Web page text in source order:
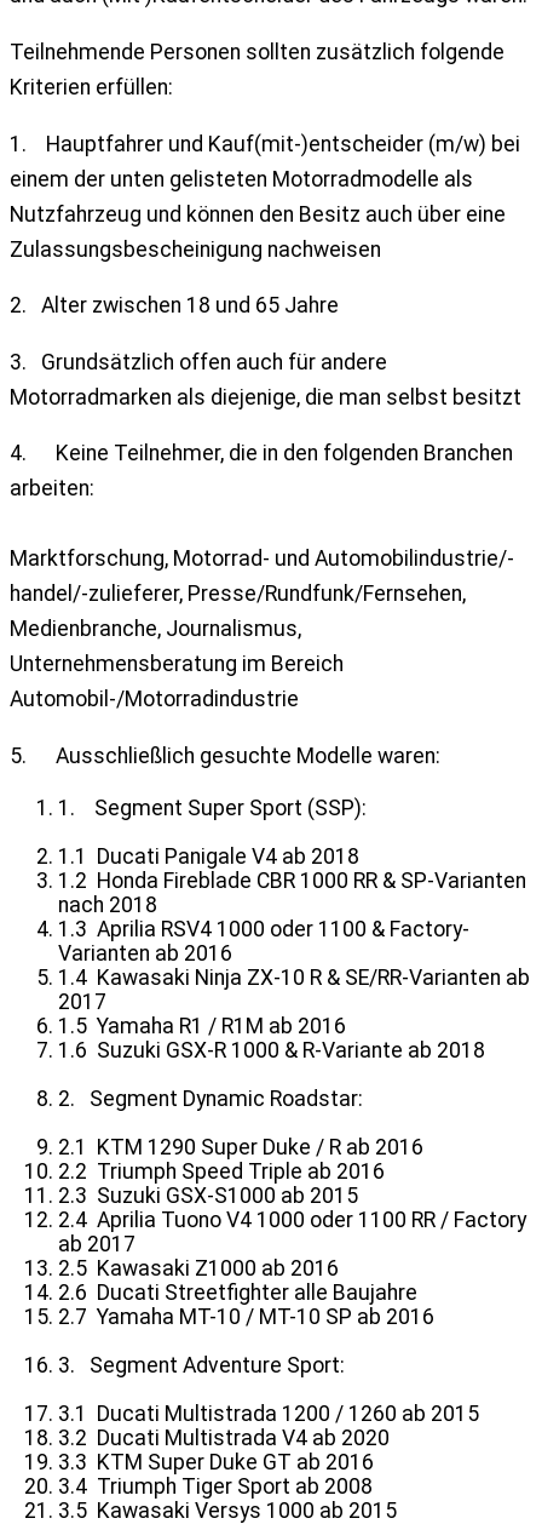
Teilnehmende Personen sollten zusätzlich folgende
Kriterien erfüllen:
1. Hauptfahrer und Kauf(mit-)entscheider (m/w) bei
einem der unten gelisteten Motorradmodelle als
Nutzfahrzeug und können den Besitz auch über eine
Zulassungsbescheinigung nachweisen
2. Alter zwischen 18 und 65 Jahre
3. Grundsätzlich offen auch für andere
Motorradmarken als diejenige, die man selbst besitzt
4. Keine Teilnehmer, die in den folgenden Branchen
arbeiten:
Marktforschung, Motorrad- und Automobilindustrie/-
handel/-zulieferer, Presse/Rundfunk/Fernsehen,
Medienbranche, Journalismus,
Unternehmensberatung im Bereich
Automobil-/Motorradindustrie
5. Ausschließlich gesuchte Modelle waren:
1. Segment Super Sport (SSP):
1.1 Ducati Panigale V4 ab 2018
1.2 Honda Fireblade CBR 1000 RR & SP-Varianten
nach 2018
1.3 Aprilia RSV4 1000 oder 1100 & Factory-
Varianten ab 2016
1.4 Kawasaki Ninja ZX-10 R & SE/RR-Varianten ab
2017
1.5 Yamaha R1 / R1M ab 2016
1.6 Suzuki GSX-R 1000 & R-Variante ab 2018
2. Segment Dynamic Roadstar:
2.1 KTM 1290 Super Duke / R ab 2016
2.2 Triumph Speed Triple ab 2016
2.3 Suzuki GSX-S1000 ab 2015
2.4 Aprilia Tuono V4 1000 oder 1100 RR / Factory
ab 2017
2.5 Kawasaki Z1000 ab 2016
2.6 Ducati Streetfighter alle Baujahre
2.7 Yamaha MT-10 / MT-10 SP ab 2016
3. Segment Adventure Sport:
3.1 Ducati Multistrada 1200 / 1260 ab 2015
3.2 Ducati Multistrada V4 ab 2020
3.3 KTM Super Duke GT ab 2016
3.4 Triumph Tiger Sport ab 2008
3.5 Kawasaki Versys 1000 ab 2015